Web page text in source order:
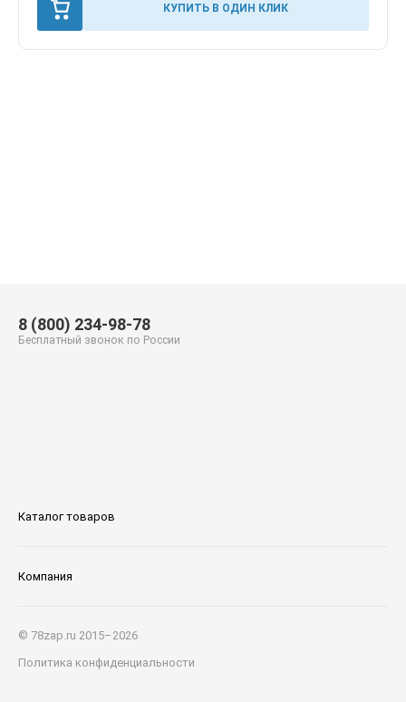
КУПИТЬ В ОДИН КЛИК
Каталог товаров
Компания
8 (800) 234-98-78
Бесплатный звонок по России
© 78zap.ru 2015–2026
Политика конфиденциальности